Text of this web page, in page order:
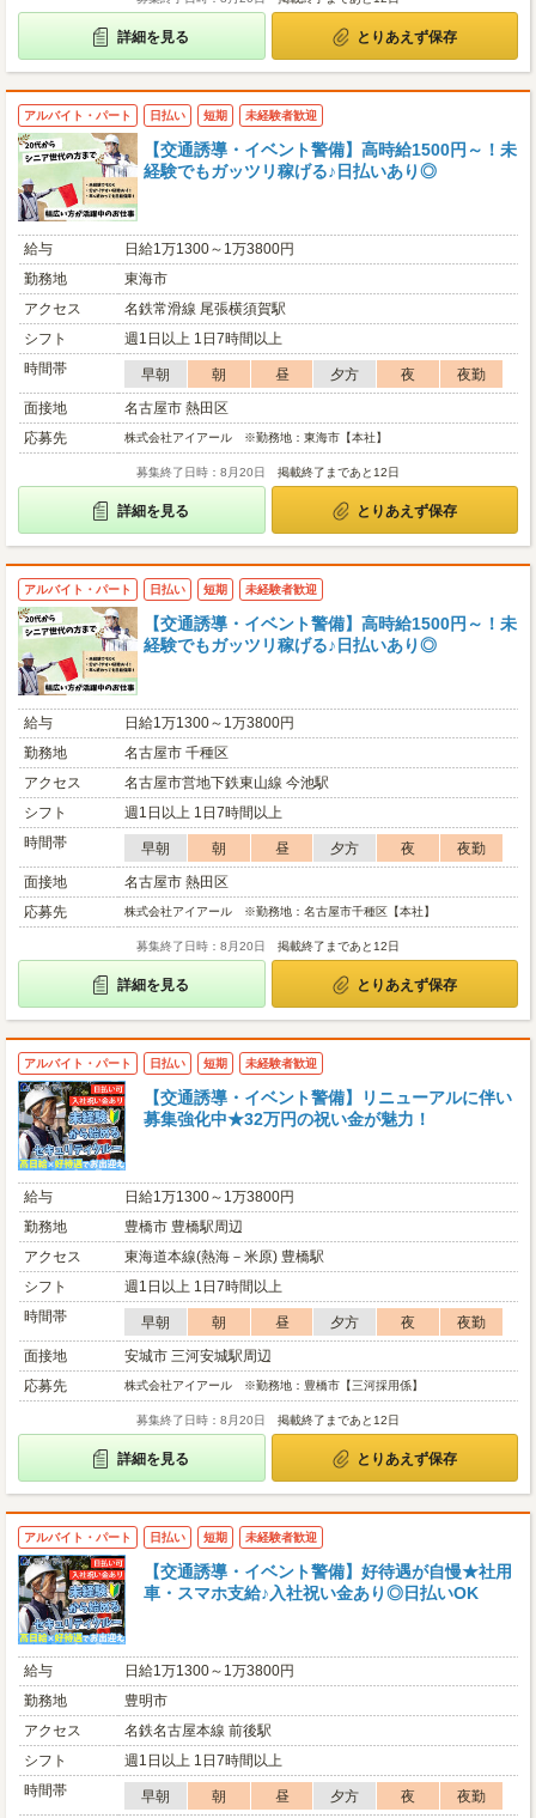
詳細を見る とりあえず保存
アルバイト・パート 日払い 短期 未経験者歓迎
【交通誘導・イベント警備】高時給1500円～！未
経験でもガッツリ稼げる♪日払いあり◎
給与
日給1万1300～1万3800円
勤務地
東海市
アクセス
名鉄常滑線 尾張横須賀駅
シフト
週1日以上 1日7時間以上
時間帯
早朝 朝 昼 夕方 夜
夜勤
面接地
名古屋市 熱田区
応募先
株式会社アイアール ※勤務地：東海市【本社】
募集終了日時：8月20日 掲載終了まであと12日
詳細を見る とりあえず保存
アルバイト・パート 日払い 短期 未経験者歓迎
【交通誘導・イベント警備】高時給1500円～！未
経験でもガッツリ稼げる♪日払いあり◎
給与
日給1万1300～1万3800円
勤務地
名古屋市 千種区
アクセス
名古屋市営地下鉄東山線 今池駅
シフト
週1日以上 1日7時間以上
時間帯
早朝 朝 昼 夕方 夜
夜勤
面接地
名古屋市 熱田区
応募先
株式会社アイアール ※勤務地：名古屋市千種区【本社】
募集終了日時：8月20日 掲載終了まであと12日
詳細を見る とりあえず保存
アルバイト・パート 日払い 短期 未経験者歓迎
【交通誘導・イベント警備】リニューアルに伴い
募集強化中★32万円の祝い金が魅力！
給与
日給1万1300～1万3800円
勤務地
豊橋市 豊橋駅周辺
アクセス
東海道本線(熱海－米原) 豊橋駅
シフト
週1日以上 1日7時間以上
時間帯
早朝 朝 昼 夕方 夜
夜勤
面接地
安城市 三河安城駅周辺
応募先
株式会社アイアール ※勤務地：豊橋市【三河採用係】
募集終了日時：8月20日 掲載終了まであと12日
詳細を見る とりあえず保存
アルバイト・パート 日払い 短期 未経験者歓迎
【交通誘導・イベント警備】好待遇が自慢★社用
車・スマホ支給♪入社祝い金あり◎日払いOK
給与
日給1万1300～1万3800円
勤務地
豊明市
アクセス
名鉄名古屋本線 前後駅
シフト
週1日以上 1日7時間以上
時間帯
早朝 朝 昼 夕方 夜
夜勤